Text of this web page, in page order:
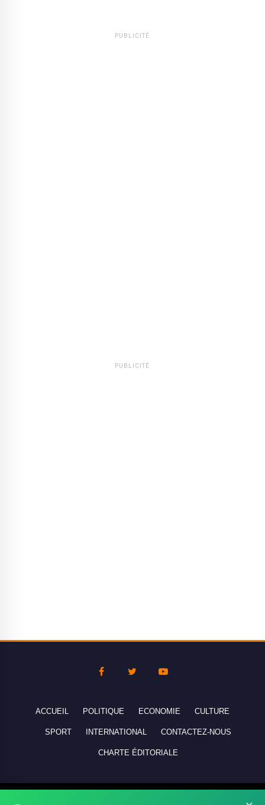
PUBLICITÉ
PUBLICITÉ
ACCUEIL POLITIQUE ECONOMIE CULTURE
SPORT INTERNATIONAL CONTACTEZ-NOUS
CHARTE ÉDITORIALE